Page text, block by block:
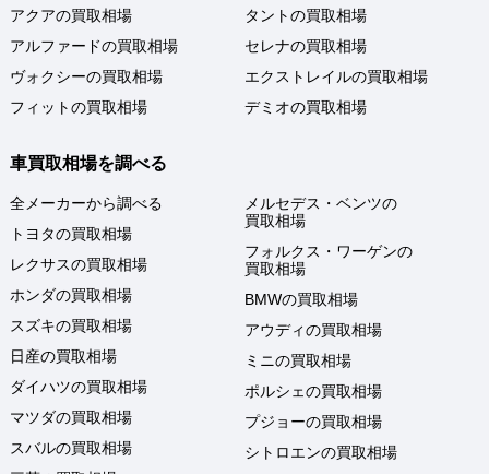
アクアの買取相場
アルファードの買取相場
ヴォクシーの買取相場
フィットの買取相場
タントの買取相場
セレナの買取相場
エクストレイルの買取相場
デミオの買取相場
車買取相場を調べる
全メーカーから調べる
トヨタの買取相場
レクサスの買取相場
ホンダの買取相場
スズキの買取相場
日産の買取相場
ダイハツの買取相場
マツダの買取相場
スバルの買取相場
メルセデス・ベンツの
買取相場
フォルクス・ワーゲンの
買取相場
BMWの買取相場
アウディの買取相場
ミニの買取相場
ポルシェの買取相場
プジョーの買取相場
シトロエンの買取相場